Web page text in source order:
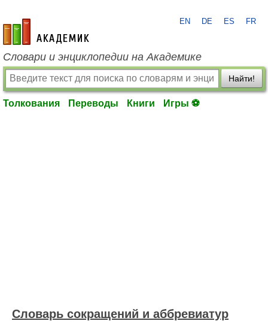
academic.ru
EN DE ES FR
Словари и энциклопедии на Академике
Найти!
Толкования Переводы Книги Игры ⚽
Словарь сокращений и аббревиатур